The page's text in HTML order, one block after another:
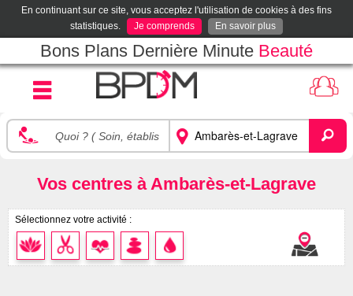
En continuant sur ce site, vous acceptez l'utilisation de cookies à des fins
statistiques.
Je comprends En savoir plus
Bons Plans Dernière Minute Beauté
Vos centres à Ambarès-et-Lagrave
Sélectionnez votre activité :